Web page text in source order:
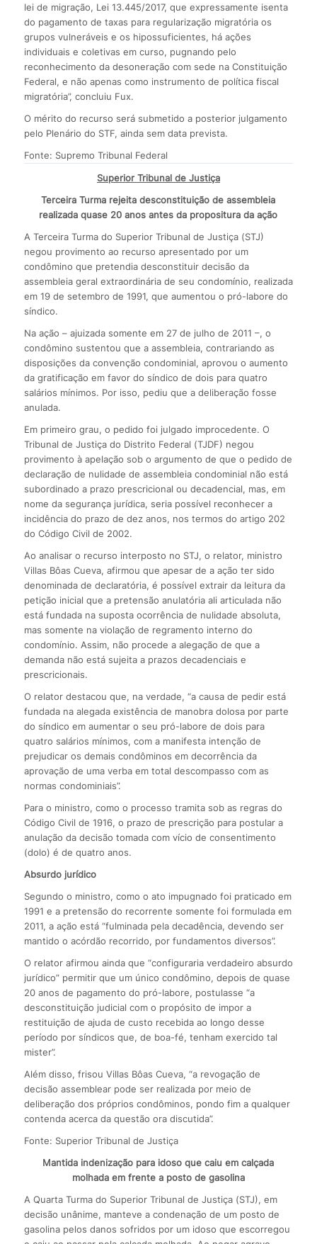
lei de migração, Lei 13.445/2017, que expressamente isenta
do pagamento de taxas para regularização migratória os
grupos vulneráveis e os hipossuficientes, há ações
individuais e coletivas em curso, pugnando pelo
reconhecimento da desoneração com sede na Constituição
Federal, e não apenas como instrumento de política fiscal
migratória”, concluiu Fux.
O mérito do recurso será submetido a posterior julgamento
pelo Plenário do STF, ainda sem data prevista.
Fonte: Supremo Tribunal Federal
Superior Tribunal de Justiça
Terceira Turma rejeita desconstituição de assembleia
realizada quase 20 anos antes da propositura da ação
A Terceira Turma do Superior Tribunal de Justiça (STJ)
negou provimento ao recurso apresentado por um
condômino que pretendia desconstituir decisão da
assembleia geral extraordinária de seu condomínio, realizada
em 19 de setembro de 1991, que aumentou o pró-labore do
síndico.
Na ação – ajuizada somente em 27 de julho de 2011 –, o
condômino sustentou que a assembleia, contrariando as
disposições da convenção condominial, aprovou o aumento
da gratificação em favor do síndico de dois para quatro
salários mínimos. Por isso, pediu que a deliberação fosse
anulada.
Em primeiro grau, o pedido foi julgado improcedente. O
Tribunal de Justiça do Distrito Federal (TJDF) negou
provimento à apelação sob o argumento de que o pedido de
declaração de nulidade de assembleia condominial não está
subordinado a prazo prescricional ou decadencial, mas, em
nome da segurança jurídica, seria possível reconhecer a
incidência do prazo de dez anos, nos termos do artigo 202
do Código Civil de 2002.
Ao analisar o recurso interposto no STJ, o relator, ministro
Villas Bôas Cueva, afirmou que apesar de a ação ter sido
denominada de declaratória, é possível extrair da leitura da
petição inicial que a pretensão anulatória ali articulada não
está fundada na suposta ocorrência de nulidade absoluta,
mas somente na violação de regramento interno do
condomínio. Assim, não procede a alegação de que a
demanda não está sujeita a prazos decadenciais e
prescricionais.
O relator destacou que, na verdade, “a causa de pedir está
fundada na alegada existência de manobra dolosa por parte
do síndico em aumentar o seu pró-labore de dois para
quatro salários mínimos, com a manifesta intenção de
prejudicar os demais condôminos em decorrência da
aprovação de uma verba em total descompasso com as
normas condominiais”.
Para o ministro, como o processo tramita sob as regras do
Código Civil de 1916, o prazo de prescrição para postular a
anulação da decisão tomada com vício de consentimento
(dolo) é de quatro anos.
Absurdo jurídico
Segundo o ministro, como o ato impugnado foi praticado em
1991 e a pretensão do recorrente somente foi formulada em
2011, a ação está “fulminada pela decadência, devendo ser
mantido o acórdão recorrido, por fundamentos diversos”.
O relator afirmou ainda que “configuraria verdadeiro absurdo
jurídico” permitir que um único condômino, depois de quase
20 anos de pagamento do pró-labore, postulasse “a
desconstituição judicial com o propósito de impor a
restituição de ajuda de custo recebida ao longo desse
período por síndicos que, de boa-fé, tenham exercido tal
mister”.
Além disso, frisou Villas Bôas Cueva, “a revogação de
decisão assemblear pode ser realizada por meio de
deliberação dos próprios condôminos, pondo fim a qualquer
contenda acerca da questão ora discutida”.
Fonte: Superior Tribunal de Justiça
Mantida indenização para idoso que caiu em calçada
molhada em frente a posto de gasolina
A Quarta Turma do Superior Tribunal de Justiça (STJ), em
decisão unânime, manteve a condenação de um posto de
gasolina pelos danos sofridos por um idoso que escorregou